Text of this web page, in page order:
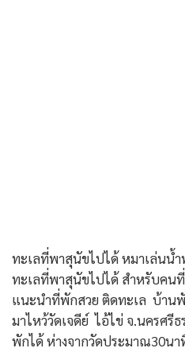
ทะเลที่พาสุนัขไปได้ หมาเล่นน้
ทะเลที่พาสุนัขไปได้ สำหรับคน
แนะนำที่พักสวย ติดทะเล บ้าน
มาไหว้วัดเจดีย์ ไอ้ไข่ จ.นครศรี
พักได้ ห่างจากวัดประมาณ30นา